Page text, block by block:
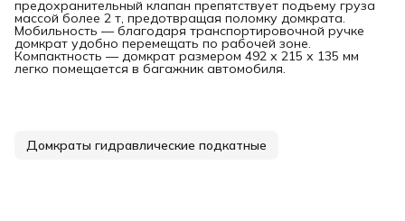
предохранительный клапан препятствует подъему груза
массой более 2 т, предотвращая поломку домкрата.
Мобильность — благодаря транспортировочной ручке
домкрат удобно перемещать по рабочей зоне.
Компактность — домкрат размером 492 х 215 х 135 мм
легко помещается в багажник автомобиля.
Домкраты гидравлические подкатные